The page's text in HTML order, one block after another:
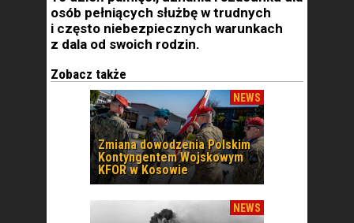
osób pełniących służbę w trudnych
i często niebezpiecznych warunkach
z dala od swoich rodzin.
Zobacz także
NEWS
Zmiana dowodzenia Polskim
Kontyngentem Wojskowym
KFOR w Kosowie
NEWS